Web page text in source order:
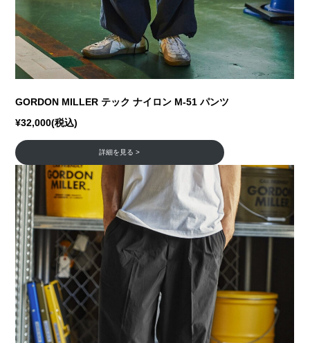
GORDON MILLER テック ナイロン M-51 パンツ
¥32,000(税込)
詳細を見る >